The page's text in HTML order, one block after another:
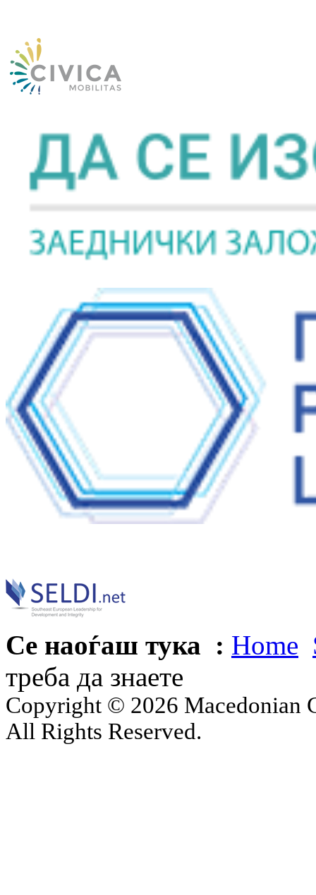
Се наоѓаш тука : Home
треба да знаете
Copyright © 2026 Macedonian
All Rights Reserved.